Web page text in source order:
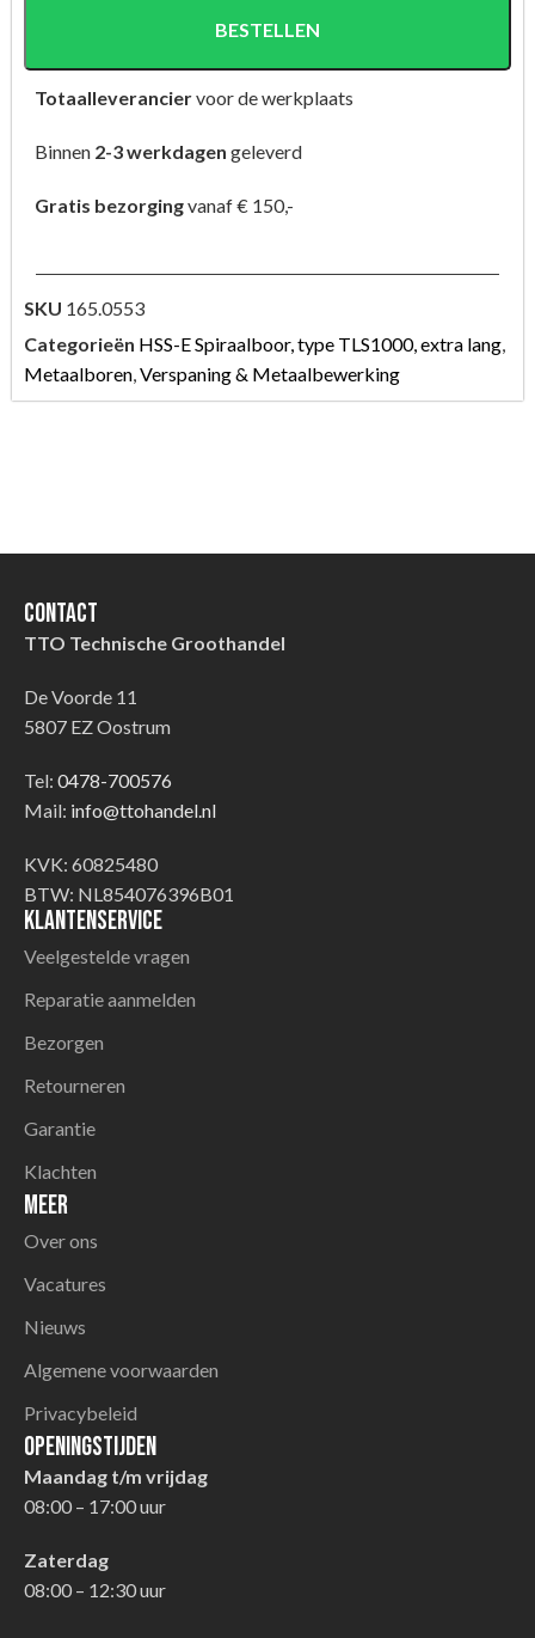
BESTELLEN
Totaalleveranciervoor de werkplaats
Binnen 2-3 werkdagen geleverd
Gratis bezorgingvanaf € 150,-
SKU 165.0553
Categorieën HSS-E Spiraalboor, type TLS1000, extra lang,
Metaalboren,Verspaning & Metaalbewerking
Contact
TTO Technische Groothandel
De Voorde 11
5807 EZ Oostrum
Tel: 0478-700576
Mail: info@ttohandel.nl
KVK: 60825480
BTW: NL854076396B01
Klantenservice
Veelgestelde vragen
Reparatie aanmelden
Bezorgen
Retourneren
Garantie
Klachten
Meer
Over ons
Vacatures
Nieuws
Algemene voorwaarden
Privacybeleid
Openingstijden
Maandag t/m vrijdag
08:00 – 17:00 uur
Zaterdag
08:00 – 12:30 uur